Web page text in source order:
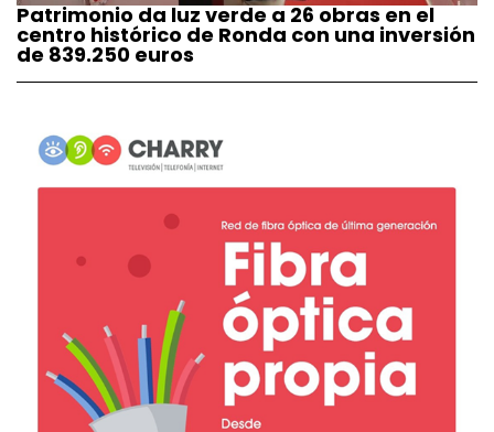
Patrimonio da luz verde a 26 obras en el
centro histórico de Ronda con una inversión
de 839.250 euros